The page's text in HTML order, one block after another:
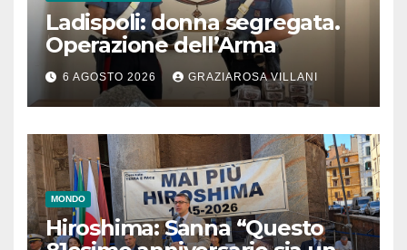
Ladispoli: donna segregata.
Operazione dell’Arma
6 AGOSTO 2026 GRAZIAROSA VILLANI
MONDO
Hiroshima: Sanna “Questo